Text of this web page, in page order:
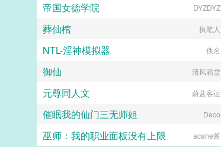
帝国女德学院 DYZDYZ
葬仙棺 执笔人
NTL-淫神模拟器 佚名
御仙 清风霜雪
元尊同人文 蔚蓝客运
催眠我的仙门三无师姐 Deco
巫师：我的职业面板没有上限 acane酱